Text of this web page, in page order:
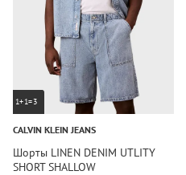
1+1=3
CALVIN KLEIN JEANS
Шорты LINEN DENIM UTLITY
SHORT SHALLOW